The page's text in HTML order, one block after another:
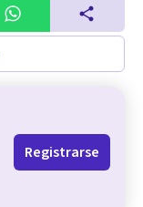
Registrarse